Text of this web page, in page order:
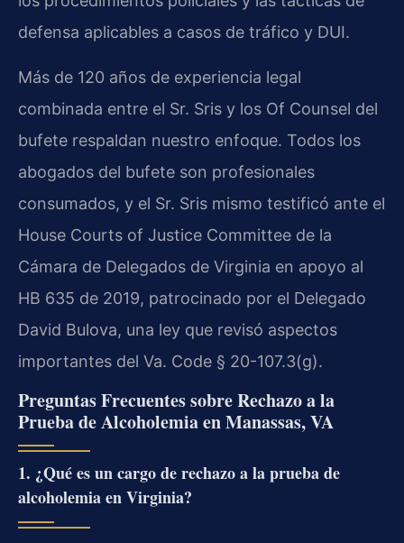
defensa aplicables a casos de tráfico y DUI.
Más de 120 años de experiencia legal
combinada entre el Sr. Sris y los Of Counsel del
bufete respaldan nuestro enfoque. Todos los
abogados del bufete son profesionales
consumados, y el Sr. Sris mismo testificó ante el
House Courts of Justice Committee de la
Cámara de Delegados de Virginia en apoyo al
HB 635 de 2019, patrocinado por el Delegado
David Bulova, una ley que revisó aspectos
importantes del Va. Code § 20-107.3(g).
Preguntas Frecuentes sobre Rechazo a la
Prueba de Alcoholemia en Manassas, VA
1. ¿Qué es un cargo de rechazo a la prueba de
alcoholemia en Virginia?